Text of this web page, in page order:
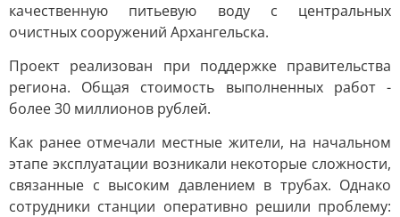
качественную питьевую воду с центральных
очистных сооружений Архангельска.
Проект реализован при поддержке правительства
региона. Общая стоимость выполненных работ -
более 30 миллионов рублей.
Как ранее отмечали местные жители, на начальном
этапе эксплуатации возникали некоторые сложности,
связанные с высоким давлением в трубах. Однако
сотрудники станции оперативно решили проблему: